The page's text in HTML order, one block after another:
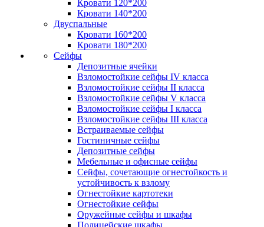
Кровати 120*200
Кровати 140*200
Двуспальные
Кровати 160*200
Кровати 180*200
Сейфы
Депозитные ячейки
Взломостойкие сейфы IV класса
Взломостойкие сейфы II класса
Взломостойкие сейфы V класса
Взломостойкие сейфы I класса
Взломостойкие сейфы III класса
Встраиваемые сейфы
Гостиничные сейфы
Депозитные сейфы
Мебельные и офисные сейфы
Сейфы, сочетающие огнестойкость и
устойчивость к взлому
Огнестойкие картотеки
Огнестойкие сейфы
Оружейные сейфы и шкафы
Полицейские шкафы